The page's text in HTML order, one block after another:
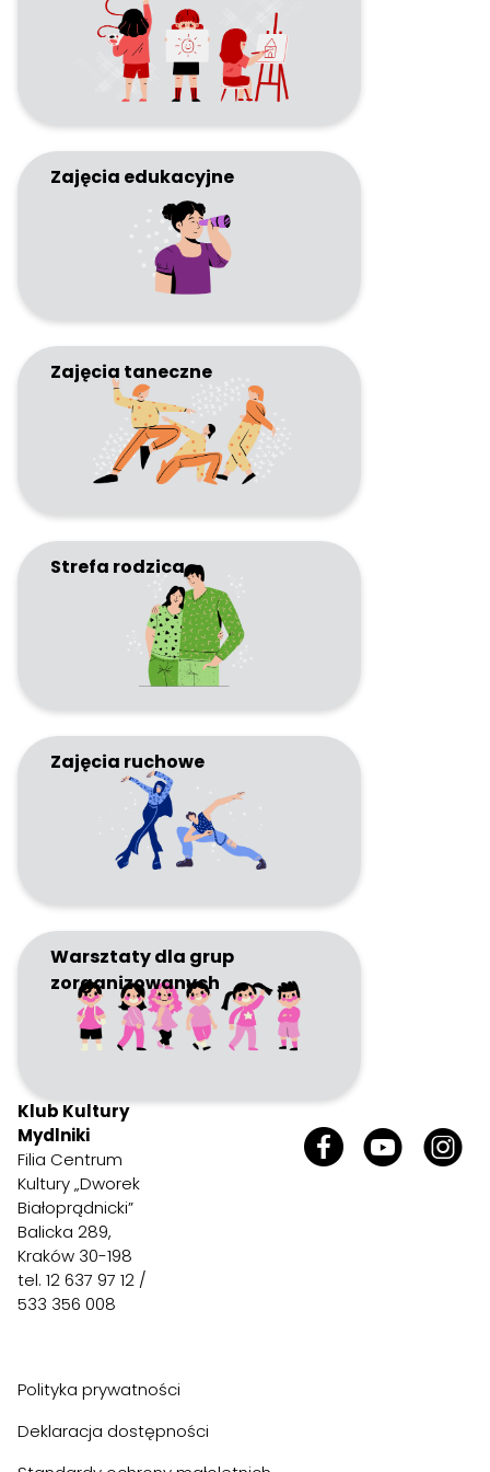
Kontakt
Zajęcia edukacyjne
Zajęcia taneczne
Strefa rodzica
Zajęcia ruchowe
Warsztaty dla grup
zorganizowanych
Klub Kultury
Mydlniki
Filia Centrum
Kultury „Dworek
Białoprądnicki”
Balicka 289,
Kraków 30-198
tel. 12 637 97 12 /
533 356 008
Polityka prywatności
Deklaracja dostępności